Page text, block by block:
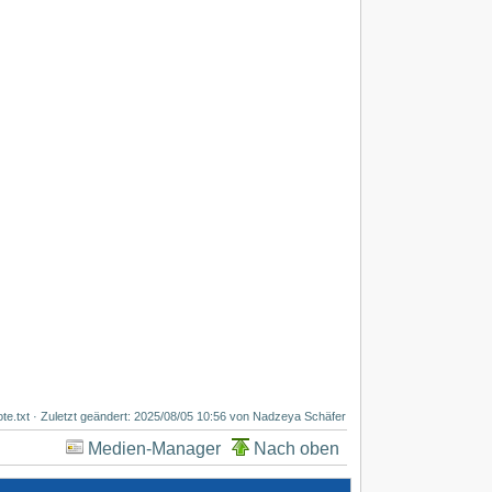
· Zuletzt geändert: 2025/08/05 10:56 von Nadzeya Schäfer
Medien-Manager Nach oben